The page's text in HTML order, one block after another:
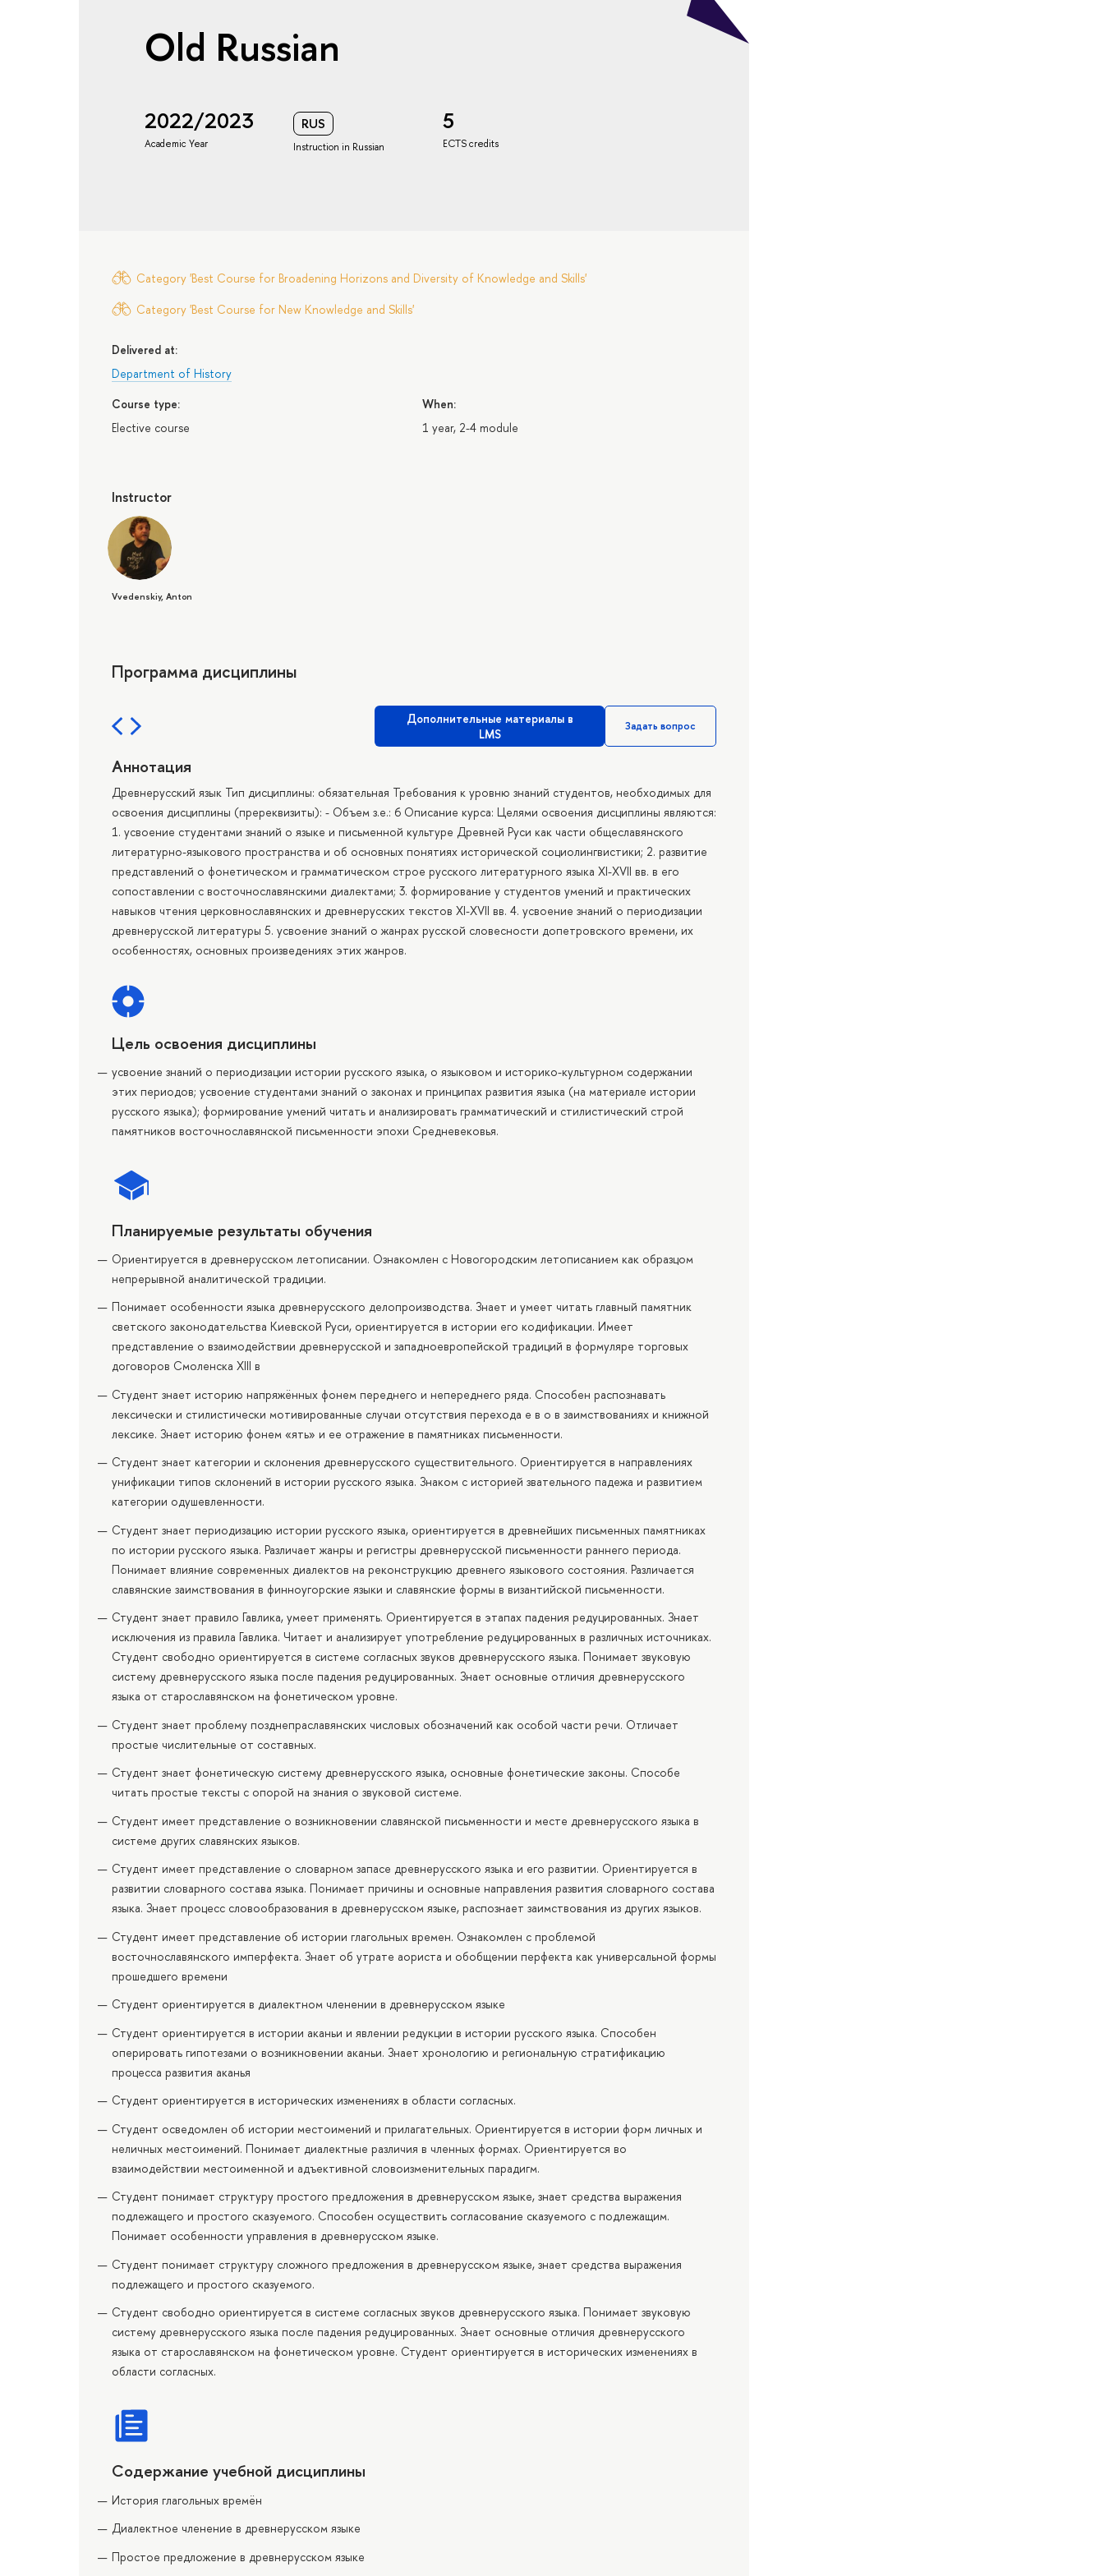
Old Russian
2022/2023
Academic Year
RUS
Instruction in Russian
5
ECTS credits
Category 'Best Course for Broadening Horizons and Diversity of Knowledge and Skills'
Category 'Best Course for New Knowledge and Skills'
Delivered at:
Department of History
Course type:
Elective course
When:
1 year, 2-4 module
Instructor
Vvedenskiy, Anton
Программа дисциплины
Дополнительные материалы в
LMS
Задать вопрос
Аннотация
Древнерусский язык Тип дисциплины: обязательная Требования к уровню знаний студентов, необходимых для
освоения дисциплины (пререквизиты): - Объем з.е.: 6 Описание курса: Целями освоения дисциплины являются:
1. усвоение студентами знаний о языке и письменной культуре Древней Руси как части общеславянского
литературно-языкового пространства и об основных понятиях исторической социолингвистики; 2. развитие
представлений о фонетическом и грамматическом строе русского литературного языка XI-XVII вв. в его
сопоставлении с восточнославянскими диалектами; 3. формирование у студентов умений и практических
навыков чтения церковнославянских и древнерусских текстов XI-XVII вв. 4. усвоение знаний о периодизации
древнерусской литературы 5. усвоение знаний о жанрах русской словесности допетровского времени, их
особенностях, основных произведениях этих жанров.
Цель освоения дисциплины
усвоение знаний о периодизации истории русского языка, о языковом и историко-культурном содержании
этих периодов; усвоение студентами знаний о законах и принципах развития языка (на материале истории
русского языка); формирование умений читать и анализировать грамматический и стилистический строй
памятников восточнославянской письменности эпохи Средневековья.
Планируемые результаты обучения
Ориентируется в древнерусском летописании. Ознакомлен с Новогородским летописанием как образцом
непрерывной аналитической традиции.
Понимает особенности языка древнерусского делопроизводства. Знает и умеет читать главный памятник
светского законодательства Киевской Руси, ориентируется в истории его кодификации. Имеет
представление о взаимодействии древнерусской и западноевропейской традиций в формуляре торговых
договоров Смоленска XIII в
Студент знает историю напряжённых фонем переднего и непереднего ряда. Способен распознавать
лексически и стилистически мотивированные случаи отсутствия перехода е в о в заимствованиях и книжной
лексике. Знает историю фонем «ять» и ее отражение в памятниках письменности.
Студент знает категории и склонения древнерусского существительного. Ориентируется в направлениях
унификации типов склонений в истории русского языка. Знаком с историей звательного падежа и развитием
категории одушевленности.
Студент знает периодизацию истории русского языка, ориентируется в древнейших письменных памятниках
по истории русского языка. Различает жанры и регистры древнерусской письменности раннего периода.
Понимает влияние современных диалектов на реконструкцию древнего языкового состояния. Различается
славянские заимствования в финноугорские языки и славянские формы в византийской письменности.
Студент знает правило Гавлика, умеет применять. Ориентируется в этапах падения редуцированных. Знает
исключения из правила Гавлика. Читает и анализирует употребление редуцированных в различных источниках.
Студент свободно ориентируется в системе согласных звуков древнерусского языка. Понимает звуковую
систему древнерусского языка после падения редуцированных. Знает основные отличия древнерусского
языка от старославянском на фонетическом уровне.
Студент знает проблему позднепраславянских числовых обозначений как особой части речи. Отличает
простые числительные от составных.
Студент знает фонетическую систему древнерусского языка, основные фонетические законы. Способе
читать простые тексты с опорой на знания о звуковой системе.
Студент имеет представление о возникновении славянской письменности и месте древнерусского языка в
системе других славянских языков.
Студент имеет представление о словарном запасе древнерусского языка и его развитии. Ориентируется в
развитии словарного состава языка. Понимает причины и основные направления развития словарного состава
языка. Знает процесс словообразования в древнерусском языке, распознает заимствования из других языков.
Студент имеет представление об истории глагольных времен. Ознакомлен с проблемой
восточнославянского имперфекта. Знает об утрате аориста и обобщении перфекта как универсальной формы
прошедшего времени
Студент ориентируется в диалектном членении в древнерусском языке
Студент ориентируется в истории аканьи и явлении редукции в истории русского языка. Способен
оперировать гипотезами о возникновении аканьи. Знает хронологию и региональную стратификацию
процесса развития аканья
Студент ориентируется в исторических изменениях в области согласных.
Студент осведомлен об истории местоимений и прилагательных. Ориентируется в истории форм личных и
неличных местоимений. Понимает диалектные различия в членных формах. Ориентируется во
взаимодействии местоименной и адъективной словоизменительных парадигм.
Студент понимает структуру простого предложения в древнерусском языке, знает средства выражения
подлежащего и простого сказуемого. Способен осуществить согласование сказуемого с подлежащим.
Понимает особенности управления в древнерусском языке.
Студент понимает структуру сложного предложения в древнерусском языке, знает средства выражения
подлежащего и простого сказуемого.
Студент свободно ориентируется в системе согласных звуков древнерусского языка. Понимает звуковую
систему древнерусского языка после падения редуцированных. Знает основные отличия древнерусского
языка от старославянском на фонетическом уровне. Студент ориентируется в исторических изменениях в
области согласных.
Содержание учебной дисциплины
История глагольных времён
Диалектное членение в древнерусском языке
Простое предложение в древнерусском языке